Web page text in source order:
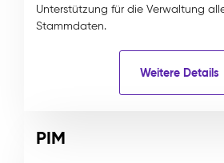
Unterstützung für die Verwaltung
Stammdaten.
Weitere Details
PIM